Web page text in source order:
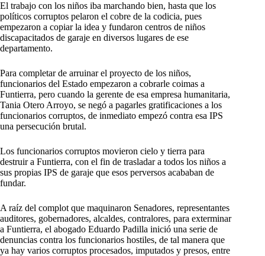
El trabajo con los niños iba marchando bien, hasta que los
políticos corruptos pelaron el cobre de la codicia, pues
empezaron a copiar la idea y fundaron centros de niños
discapacitados de garaje en diversos lugares de ese
departamento.
Para completar de arruinar el proyecto de los niños,
funcionarios del Estado empezaron a cobrarle coimas a
Funtierra, pero cuando la gerente de esa empresa humanitaria,
Tania Otero Arroyo, se negó a pagarles gratificaciones a los
funcionarios corruptos, de inmediato empezó contra esa IPS
una persecución brutal.
Los funcionarios corruptos movieron cielo y tierra para
destruir a Funtierra, con el fin de trasladar a todos los niños a
sus propias IPS de garaje que esos perversos acababan de
fundar.
A raíz del complot que maquinaron Senadores, representantes
auditores, gobernadores, alcaldes, contralores, para exterminar
a Funtierra, el abogado Eduardo Padilla inició una serie de
denuncias contra los funcionarios hostiles, de tal manera que
ya hay varios corruptos procesados, imputados y presos, entre